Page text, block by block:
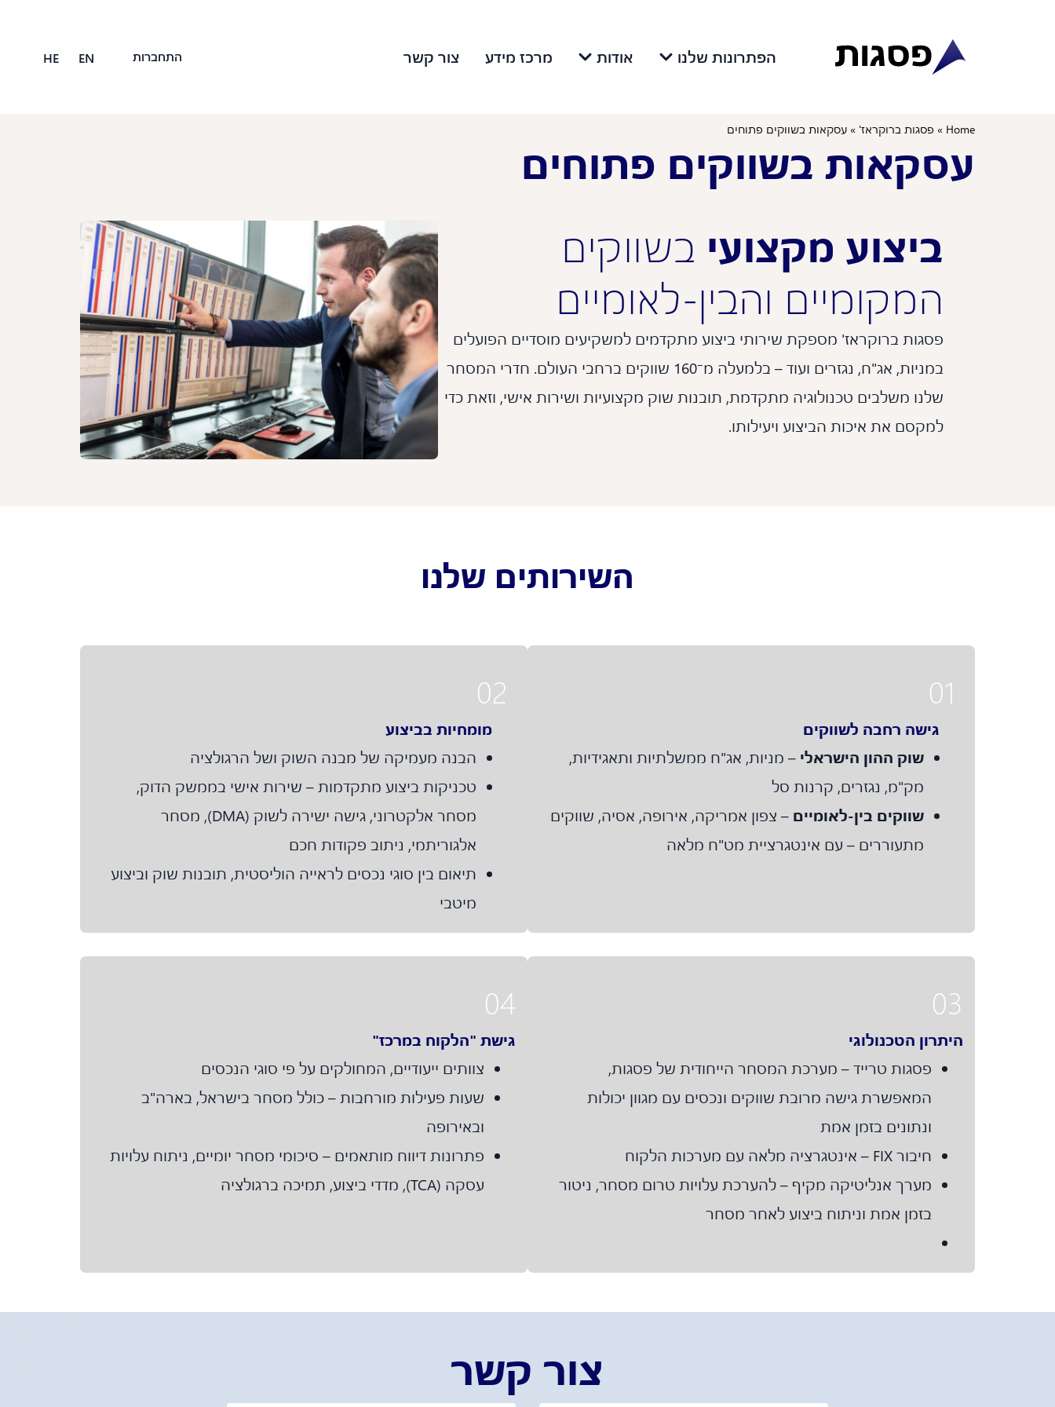
הפתרונות שלנו אודות מרכז מידע צור קשר התחברות EN
HE
Home
» פסגות ברוקראז' » עסקאות בשווקים פתוחים
עסקאות בשווקים פתוחים
ביצוע מקצועי בשווקים
המקומיים והבין-לאומיים
פסגות ברוקראז' מספקת שירותי ביצוע מתקדמים למשקיעים מוסדיים הפועלים
במניות, אג"ח, נגזרים ועוד – בלמעלה מ־160 שווקים ברחבי העולם. חדרי המסחר
שלנו משלבים טכנולוגיה מתקדמת, תובנות שוק מקצועיות ושירות אישי, וזאת כדי
למקסם את איכות הביצוע ויעילותו.
השירותים שלנו
01
גישה רחבה לשווקים
שוק ההון הישראלי – מניות, אג"ח ממשלתיות ותאגידיות,
מק"מ, נגזרים, קרנות סל
שווקים בין-לאומיים – צפון אמריקה, אירופה, אסיה, שווקים
מתעוררים – עם אינטגרציית מט"ח מלאה
02
מומחיות בביצוע
הבנה מעמיקה של מבנה השוק ושל הרגולציה
טכניקות ביצוע מתקדמות – שירות אישי בממשק הדוק,
מסחר אלקטרוני, גישה ישירה לשוק (DMA), מסחר
אלגוריתמי, ניתוב פקודות חכם
תיאום בין סוגי נכסים לראייה הוליסטית, תובנות שוק וביצוע
מיטבי
03
היתרון הטכנולוגי
פסגות טרייד – מערכת המסחר הייחודית של פסגות,
המאפשרת גישה מרובת שווקים ונכסים עם מגוון יכולות
ונתונים בזמן אמת
חיבור FIX – אינטגרציה מלאה עם מערכות הלקוח
מערך אנליטיקה מקיף – להערכת עלויות טרום מסחר, ניטור
בזמן אמת וניתוח ביצוע לאחר מסחר
04
גישת "הלקוח במרכז"
צוותים ייעודיים, המחולקים על פי סוגי הנכסים
שעות פעילות מורחבות – כולל מסחר בישראל, בארה"ב
ובאירופה
פתרונות דיווח מותאמים – סיכומי מסחר יומיים, ניתוח עלויות
עסקה (TCA), מדדי ביצוע, תמיכה ברגולציה
צור קשר